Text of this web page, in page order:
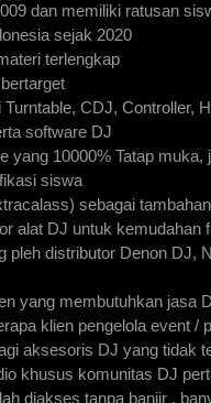
dan memiliki ratusan
sejak 2020
terlengkap
CDJ, Controller,
software DJ
yang 10000% Tatap muka,
siswa
sebagai
alat DJ untuk
pleh distributor Denon DJ,
yang membutuhkan jasa
klien pengelola event /
aksesoris DJ yang tidak
khusus komunitas DJ
diakses tanpa banjir ,